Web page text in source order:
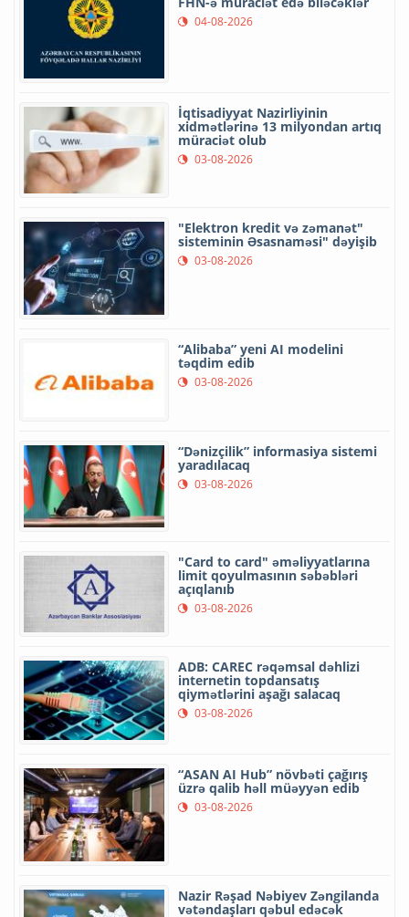
04-08-2026
İqtisadiyyat Nazirliyinin
xidmətlərinə 13 milyondan artıq
müraciət olub
03-08-2026
"Elektron kredit və zəmanət"
sisteminin Əsasnaməsi" dəyişib
03-08-2026
“Alibaba” yeni AI modelini
təqdim edib
03-08-2026
“Dənizçilik” informasiya sistemi
yaradılacaq
03-08-2026
"Card to card" əməliyyatlarına
limit qoyulmasının səbəbləri
açıqlanıb
03-08-2026
ADB: CAREC rəqəmsal dəhlizi
internetin topdansatış
qiymətlərini aşağı salacaq
03-08-2026
“ASAN AI Hub” növbəti çağırış
üzrə qalib həll müəyyən edib
03-08-2026
Nazir Rəşad Nəbiyev Zəngilanda
vətəndaşları qəbul edəcək